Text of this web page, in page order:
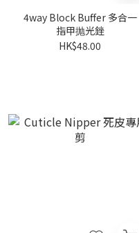
4way Block Buffer 多合一
指甲抛光銼
HK$48.00